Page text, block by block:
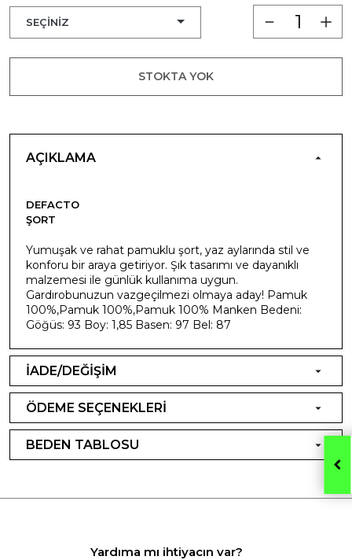
STOKTA YOK
AÇIKLAMA
DEFACTO
ŞORT
Yumuşak ve rahat pamuklu şort, yaz aylarında stil ve
konforu bir araya getiriyor. Şık tasarımı ve dayanıklı
malzemesi ile günlük kullanıma uygun.
Gardırobunuzun vazgeçilmezi olmaya aday! Pamuk
100%,Pamuk 100%,Pamuk 100% Manken Bedeni:
Göğüs: 93 Boy: 1,85 Basen: 97 Bel: 87
İADE/DEĞİŞİM
ÖDEME SEÇENEKLERİ
BEDEN TABLOSU
Yardıma mı ihtiyacın var?